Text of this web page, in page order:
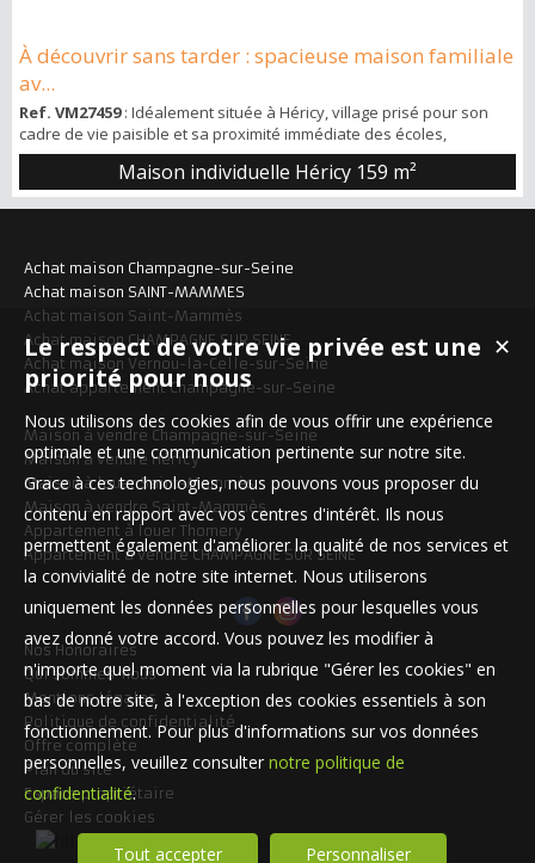
À découvrir sans tarder : spacieuse maison familiale
av...
Ref. VM27459: Idéalement située à Héricy, village prisé pour son
cadre de vie paisible et sa proximité immédiate des écoles,
commerces et de la gare, cette belle maison familiale saura séduire
les acquéreurs en quête d'espace, de confort et de convivialité.
Dès l'entrée, vous découvrirez un vaste séjour lumineux avec salle
Maison individuelle Héricy 159 m²
Achat maison Champagne-sur-Seine
Achat maison SAINT-MAMMES
Achat maison Saint-Mammès
Achat maison CHAMPAGNE SUR SEINE
Achat maison Vernou-la-Celle-sur-Seine
Achat appartement Champagne-sur-Seine
Maison à vendre Champagne-sur-Seine
Maison à vendre Héricy
Maison à louer Saint-Mammès
Maison à vendre Saint-Mammès
Appartement à louer Thomery
Appartement à vendre CHAMPAGNE SUR SEINE
Nos Honoraires
Qui sommes-nous
Mentions légales
Politique de confidentialité
Offre complète
Plan du site
Espace propriétaire
Gérer les cookies
✕
Le respect de votre vie privée est une
priorité pour nous
Nous utilisons des cookies afin de vous offrir une expérience
optimale et une communication pertinente sur notre site.
Grace à ces technologies, nous pouvons vous proposer du
contenu en rapport avec vos centres d'intérêt. Ils nous
permettent également d'améliorer la qualité de nos services et
la convivialité de notre site internet. Nous utiliserons
uniquement les données personnelles pour lesquelles vous
avez donné votre accord. Vous pouvez les modifier à
n'importe quel moment via la rubrique "Gérer les cookies" en
bas de notre site, à l'exception des cookies essentiels à son
fonctionnement. Pour plus d'informations sur vos données
personnelles, veuillez consulter notre politique de
confidentialité.
Tout accepter Personnaliser